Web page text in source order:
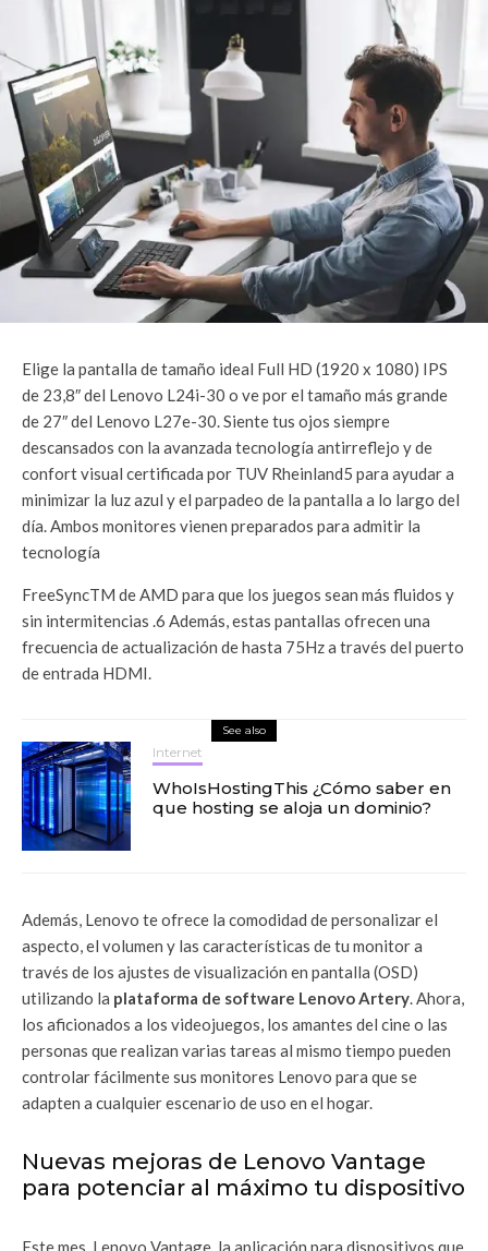
Elige la pantalla de tamaño ideal Full HD (1920 x 1080) IPS
de 23,8″ del Lenovo L24i-30 o ve por el tamaño más grande
de 27″ del Lenovo L27e-30. Siente tus ojos siempre
descansados con la avanzada tecnología antirreflejo y de
confort visual certificada por TUV Rheinland5 para ayudar a
minimizar la luz azul y el parpadeo de la pantalla a lo largo del
día. Ambos monitores vienen preparados para admitir la
tecnología
FreeSyncTM de AMD para que los juegos sean más fluidos y
sin intermitencias .6 Además, estas pantallas ofrecen una
frecuencia de actualización de hasta 75Hz a través del puerto
de entrada HDMI.
See also
Internet
WhoIsHostingThis ¿Cómo saber en
que hosting se aloja un dominio?
Además, Lenovo te ofrece la comodidad de personalizar el
aspecto, el volumen y las características de tu monitor a
través de los ajustes de visualización en pantalla (OSD)
utilizando la plataforma de software Lenovo Artery. Ahora,
los aficionados a los videojuegos, los amantes del cine o las
personas que realizan varias tareas al mismo tiempo pueden
controlar fácilmente sus monitores Lenovo para que se
adapten a cualquier escenario de uso en el hogar.
Nuevas mejoras de Lenovo Vantage
para potenciar al máximo tu dispositivo
Este mes, Lenovo Vantage, la aplicación para dispositivos que